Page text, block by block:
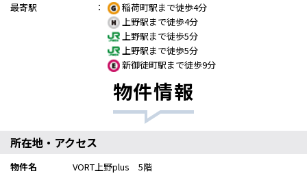
最寄駅
：
稲荷町駅まで徒歩4分
上野駅まで徒歩4分
上野駅まで徒歩5分
上野駅まで徒歩5分
新御徒町駅まで徒歩9分
物件情報
所在地・アクセス
物件名
VORT上野plus 5階